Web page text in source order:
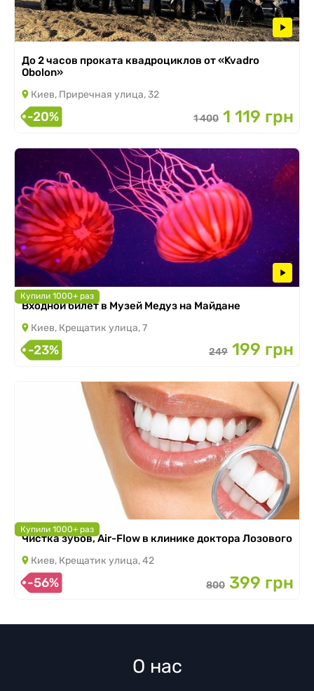
До 2 часов проката квадроциклов от «Kvadro
Obolon»
Киев, Приречная улица, 32
-20% 1 400 1 119 грн
Купили 1000+ раз
Входной билет в Музей Медуз на Майдане
Киев, Крещатик улица, 7
-23% 249 199 грн
Купили 1000+ раз
Чистка зубов, Air-Flow в клинике доктора Лозового
Киев, Крещатик улица, 42
-56% 800 399 грн
О нас